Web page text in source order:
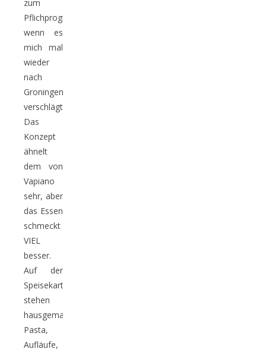
zum
Pflichprogramm,
wenn es
mich mal
wieder
nach
Groningen
verschlägt.
Das
Konzept
ähnelt
dem von
Vapiano
sehr, aber
das Essen
schmeckt
VIEL
besser.
Auf der
Speisekarte
stehen
hausgemachte
Pasta,
Aufläufe,